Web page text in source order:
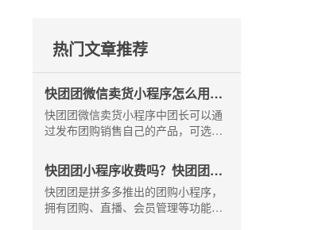
热门文章推荐
快团团微信卖货小程序怎么用？-
大师熊
快团团微信卖货小程序中团长可以通
过发布团购销售自己的产品，可选择
落地配，快递则可覆盖更多顾客群
体。快团团微信卖货小程序怎么用？
大师熊为你详解。
快团团小程序收费吗？快团团商
家版的盈利模式是什么-大师熊
快团团是拼多多推出的团购小程序，
拥有团购、直播、会员管理等功能，